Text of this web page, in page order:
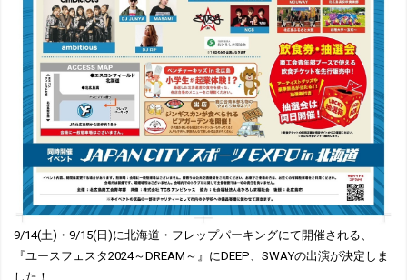
9/14(土)・9/15(日)に北海道・フレップパーキングにて開催される、
『ユースフェスタ2024～DREAM～』にDEEP、SWAYの出演が決定しま
した！